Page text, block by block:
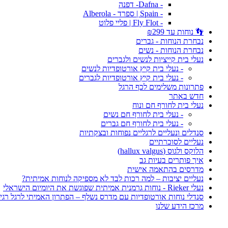
- Dafna- דפנה
- Spain | ספרד - Alberola
- Fly Flot | פליי פלוט
👣 נוחות עד ₪299
נבחרת הנוחות - גברים
נבחרת הנוחות - נשים
נעלי בית קייציות לנשים ולגברים
- נעלי בית קיץ אורטופדיות לנשים
- נעלי בית קיץ אורטופדיות לגברים
פתרונות משלימים לכף הרגל
חדש באתר
נעלי בית לחורף חם ונוח
- נעלי בית לחורף חם נשים
- נעלי בית לחורף חם גברים
סנדלים ונעליים לרגליים נפוחות ובצקתיות
נעליים לסוכרתיים
הלוקס ולגוס (hallux valgus)
איך פותרים בעיות גב
מדרסים בהתאמה אישית
נעליים יציבות – למה רכות לבד לא מספיקה לנוחות אמיתית?
נעלי Rieker - נוחות גרמנית אמיתית שפוגשת את היומיום הישראלי
סנדלי נוחות אורטופדיות עם מדרס נשלף – הפתרון האמיתי לרגל
מרכז הידע שלנו